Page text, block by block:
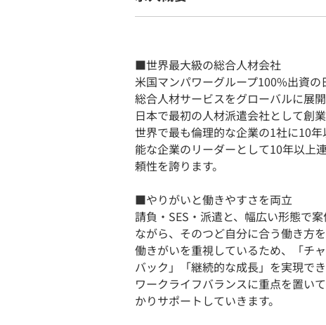
■世界最大級の総合人材会社
米国マンパワーグループ100%出資の
総合人材サービスをグローバルに展開
日本で最初の人材派遣会社として創
世界で最も倫理的な企業の1社に10
能な企業のリーダーとして10年以上
頼性を誇ります。
■やりがいと働きやすさを両立
請負・SES・派遣と、幅広い形態で
ながら、そのつど自分に合う働き方を
働きがいを重視しているため、「チ
バック」「継続的な成長」を実現でき
ワークライフバランスに重点を置い
かりサポートしていきます。